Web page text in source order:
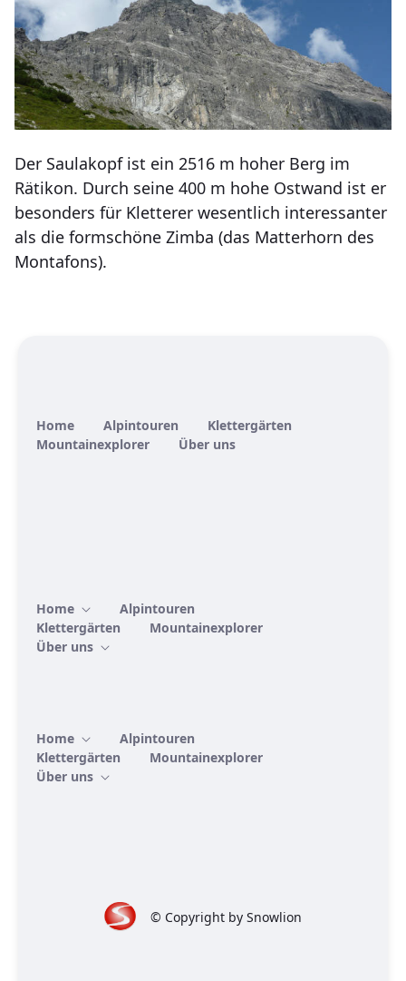
Der Saulakopf ist ein 2516 m hoher Berg im
Rätikon. Durch seine 400 m hohe Ostwand ist er
besonders für Kletterer wesentlich interessanter
als die formschöne Zimba (das Matterhorn des
Montafons).
Home Alpintouren
Klettergärten
Mountainexplorer
Über uns
Home
Alpintouren
Klettergärten
Mountainexplorer
Über uns
Home
Alpintouren
Klettergärten
Mountainexplorer
Über uns
© Copyright by Snowlion